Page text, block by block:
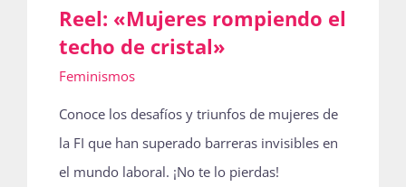
Bienvenida generación 2027-1
Reel: «Mujeres rompiendo el
techo de cristal»
Feminismos
Conoce los desafíos y triunfos de mujeres de
la FI que han superado barreras invisibles en
el mundo laboral. ¡No te lo pierdas!